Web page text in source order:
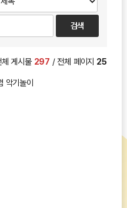
체 게시물 297 / 전체 페이지 25